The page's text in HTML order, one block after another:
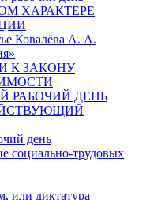
ХАРАКТЕРЕ
Ковалёва А. А.
К ЗАКОНУ
РАБОЧИЙ ДЕНЬ
день
социально-трудовых
или диктатура